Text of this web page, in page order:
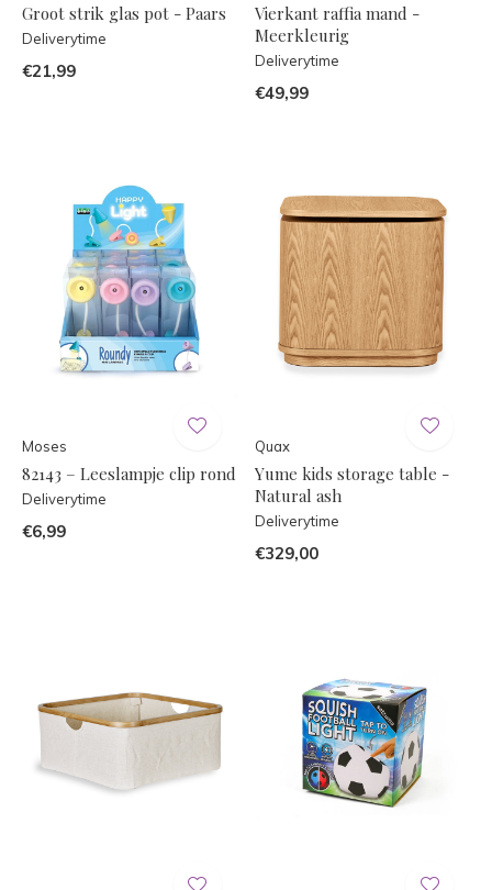
Groot strik glas pot - Paars
Deliverytime
€21,99
Vierkant raffia mand -
Meerkleurig
Deliverytime
€49,99
Moses
82143 – Leeslampje clip rond
Deliverytime
€6,99
Quax
Yume kids storage table -
Natural ash
Deliverytime
€329,00